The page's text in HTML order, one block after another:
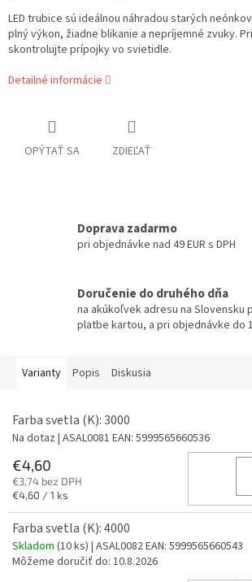
LED trubice sú ideálnou náhradou starých
plný výkon, žiadne blikanie a nepríjemné zvuky.
skontrolujte prípojky vo svietidle.
Detailné informácie
OPÝTAŤ SA ZDIEĽAŤ
Doprava zadarmo
pri objednávke nad 49 EUR s DPH
Doručenie do druhého dňa
na akúkoľvek adresu na Slovensku
platbe kartou, a pri objednávke do
Varianty Popis Diskusia
Farba svetla (K): 3000
Na dotaz | ASAL0081 EAN: 5999565660536
€4,60
€3,74 bez DPH
Jednotková
€4,60 / 1 ks
Farba svetla (K): 4000
Skladom (10 ks) | ASAL0082EAN: 5999565660543
Môžeme doručiť do: 10.8.2026